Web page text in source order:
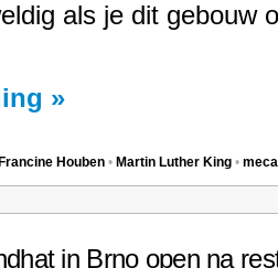
als je dit gebouw
»
Francine Houben • Martin Luther King •
in Brno open na